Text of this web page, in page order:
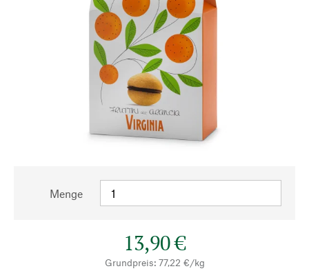
Menge
13,90 €
Grundpreis: 77,22 €/kg